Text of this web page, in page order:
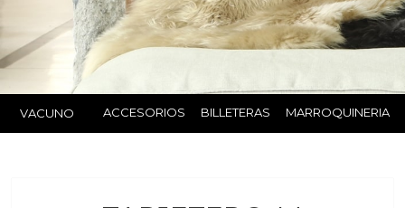
VACUNO ACCESORIOS BILLETERAS MARROQUINERIA